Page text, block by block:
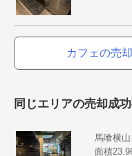
カフェの売
同じエリアの売却成
馬喰横
面積